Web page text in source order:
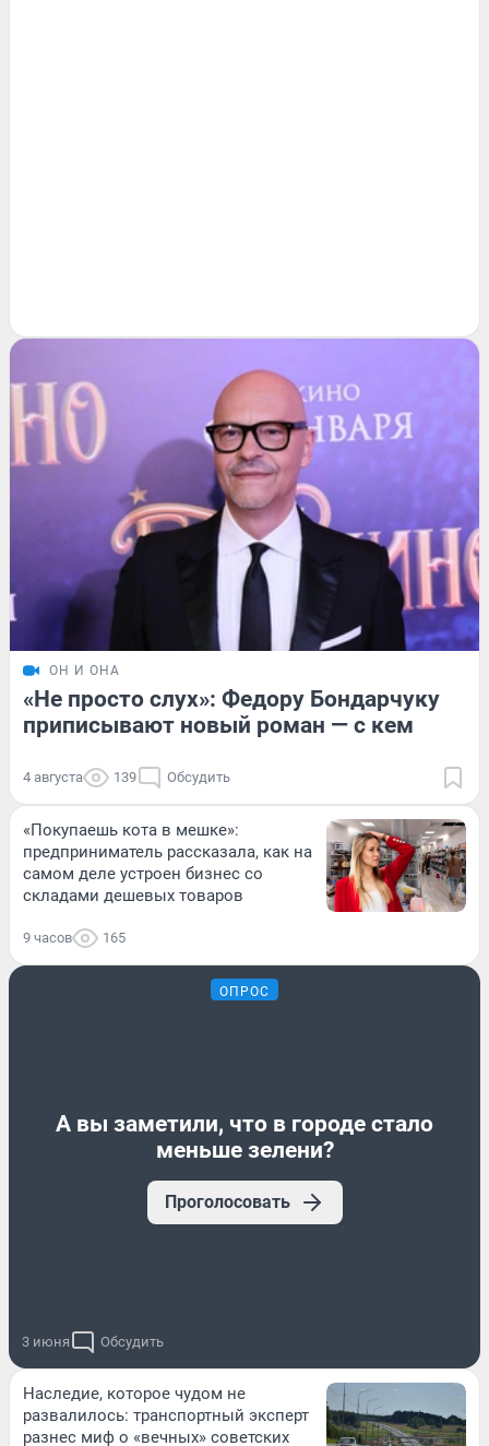
ОН И ОНА
«Не просто слух»: Федору Бондарчуку
приписывают новый роман — с кем
4 августа 139 Обсудить
«Покупаешь кота в мешке»:
предприниматель рассказала, как на
самом деле устроен бизнес со
складами дешевых товаров
9 часов 165
ОПРОС
А вы заметили, что в городе стало
меньше зелени?
Проголосовать
3 июня Обсудить
Наследие, которое чудом не
развалилось: транспортный эксперт
разнес миф о «вечных» советских